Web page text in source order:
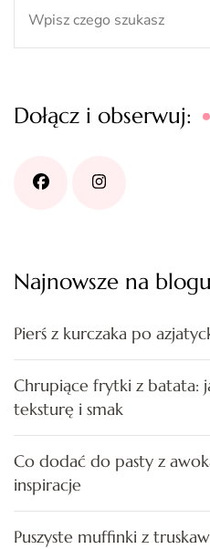
Dołącz i obserwuj:
Najnowsze na blogu
Pierś z kurczaka po
Chrupiące frytki z batata:
teksturę i smak
Co dodać do pasty z
inspiracje
Puszyste muffinki z